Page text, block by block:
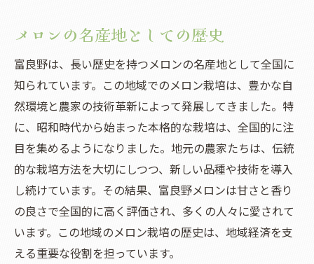
メロンの名産地としての歴史
富良野は、長い歴史を持つメロンの名産地として全国に
知られています。この地域でのメロン栽培は、豊かな自
然環境と農家の技術革新によって発展してきました。特
に、昭和時代から始まった本格的な栽培は、全国的に注
目を集めるようになりました。地元の農家たちは、伝統
的な栽培方法を大切にしつつ、新しい品種や技術を導入
し続けています。その結果、富良野メロンは甘さと香り
の良さで全国的に高く評価され、多くの人々に愛されて
います。この地域のメロン栽培の歴史は、地域経済を支
える重要な役割を担っています。